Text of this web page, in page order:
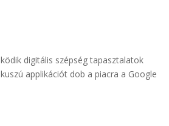
digitális szépség tapasztalatok
applikációt dob a piacra a Google